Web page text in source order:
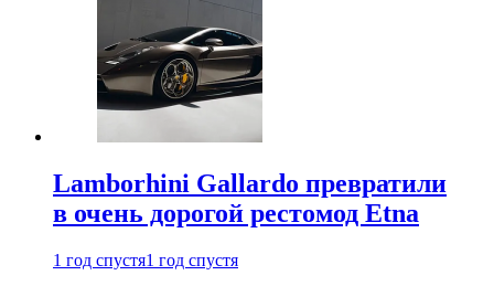
Lamborhini Gallardo превратили
в очень дорогой рестомод Etna
1 год спустя1 год спустя